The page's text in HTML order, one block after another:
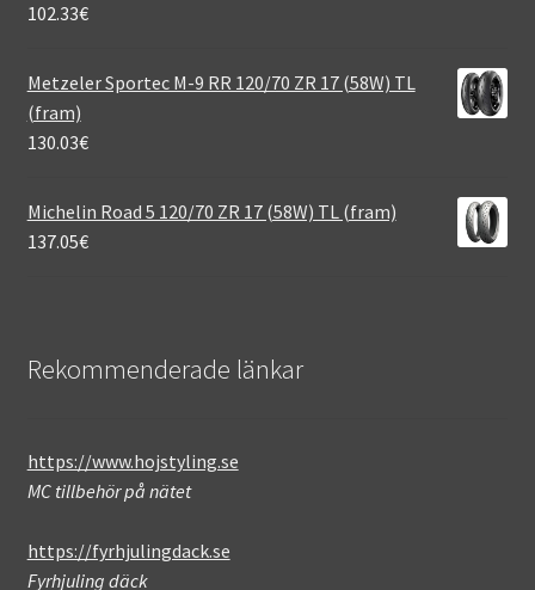
102.33€
Metzeler Sportec M-9 RR 120/70 ZR 17 (58W) TL
(fram)
130.03€
Michelin Road 5 120/70 ZR 17 (58W) TL (fram)
137.05€
Rekommenderade länkar
https://www.hojstyling.se
MC tillbehör på nätet
https://fyrhjulingdack.se
Fyrhjuling däck